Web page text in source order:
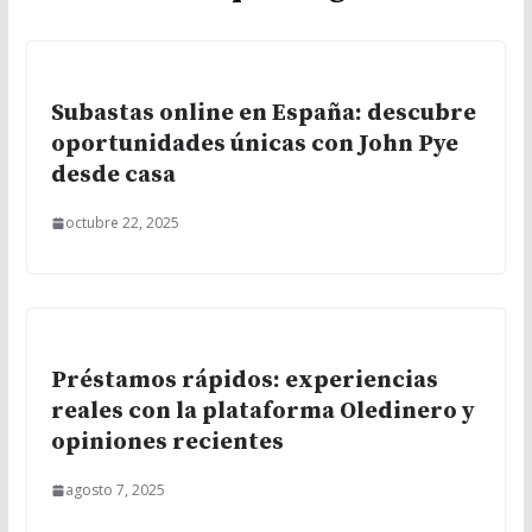
Subastas online en España: descubre
oportunidades únicas con John Pye
desde casa
octubre 22, 2025
Préstamos rápidos: experiencias
reales con la plataforma Oledinero y
opiniones recientes
agosto 7, 2025